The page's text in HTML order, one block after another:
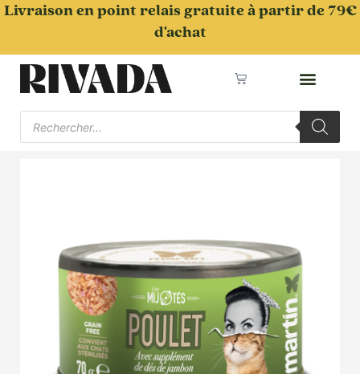
Aller
Livraison en point relais gratuite à partir de 79€
d'achat
Panier
Recherche
produits